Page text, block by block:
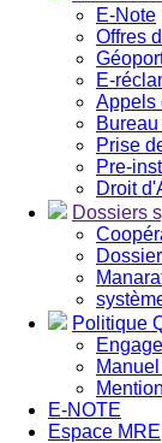
E-Note
Offres
E-
Appels
Bureau
Prise
Pre-
Droit
Dossiers
Politique
E-NOTE
Espace MRE